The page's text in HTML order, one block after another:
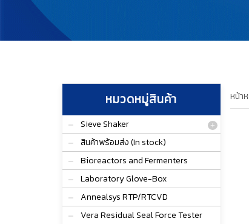
หมวดหมู่สินค้า
Sieve Shaker
สินค้าพร้อมส่ง (In stock)
Bioreactors and Fermenters
Laboratory Glove-Box
Annealsys RTP/RTCVD
Vera Residual Seal Force Tester
หน้า